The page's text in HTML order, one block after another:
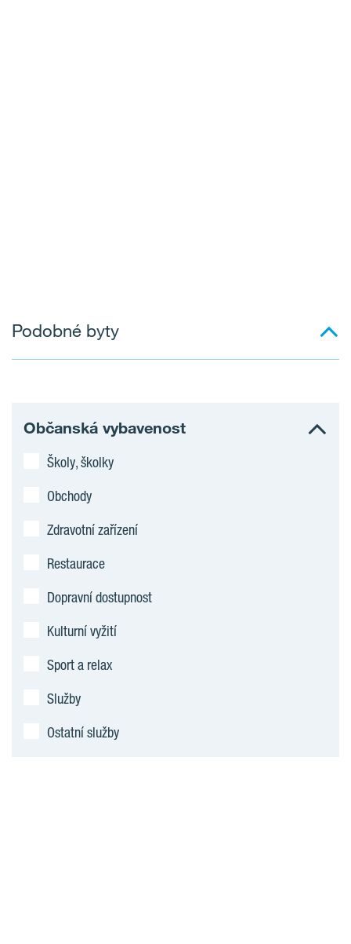
Podobné byty
Občanská vybavenost
Školy, školky
Obchody
Zdravotní zařízení
Restaurace
Dopravní dostupnost
Kulturní vyžití
Sport a relax
Služby
Ostatní služby